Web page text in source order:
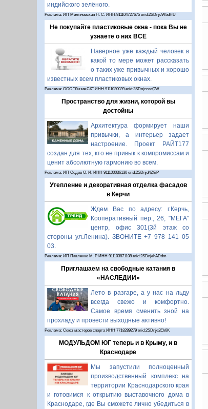
индийского зелёного.
Реклама: ИП Миляновская Н. С. ИНН:911104727675 erid:2SDnjeWbdHU
Не покупайте пластиковые окна - пока Вы не
узнаете о них ВСЁ
Наверное уже каждый человек в
какой то мере может рассказать
о таких уже привычных и хорошо
известных всем пластиковых окнах.
Реклама: ООО "Линия СК" ИНН 9111030039 erid:2SDnjccooQW
Пространство для жизни, которой вы
достойны
Архитектура формирует наши
привычки, а интерьер задает
настроение. Проект РАЙТ177
создан для тех, кто не привык к компромиссам и
ценит абсолютную гармонию во всем.
Реклама: ИП Седов О. И. ИНН 911100036130 erid:2SDnjd4Z8iP
Утепление и декоративная отделка фасадов
в Керчи
Ждем Вас по адресу: г.Керчь,
Кооперативный пер., 26, "МЕГА"
центр, офис 301(3й этаж со
стороны ул.Ленина). ЗВОНИТЕ +7 978 141 05
03.
Реклама: ИП Павленко М. Р. ИНН 911103871108 erid:2SDnjehADdm
Приглашаем на свободные катания в
«НАСЛЕДИИ»
Лето в разгаре, а у нас на льду
всегда свежо и комфортно.
Самое время сменить зной на
прохладу и провести выходные активно!
Реклама: Союз мастеров спорта ИНН 7718289279 erid:2SDnje2Eh6K
МОДУЛЬДОМ ЮГ теперь и в Крыму, и в
Краснодаре
Мы запустили полноценный
производственный комплекс на
территории Краснодарского края
и готовимся к открытию выставочного дома в
Краснодаре, где Вы сможете лично убедиться в